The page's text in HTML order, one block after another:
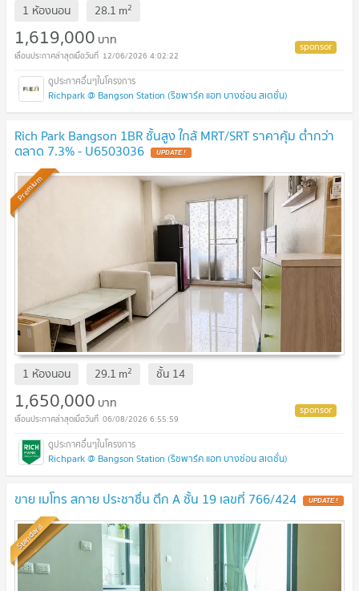
1 ห้องนอน 28.1 m2
1,619,000 บาท
12/06/2026 4:02:22
Richpark @ Bangson Station (ริชพาร์ค แอท บางซ่อน สเตชั่น)
Rich Park Bangson 1BR ชั้นสูง ใกล้ MRT/SRT ราคาคุ้ม ต่ำกว่า
ตลาด 7.3% - U6503036
Premium
1 ห้องนอน 29.1 m2 ชั้น 14
1,650,000 บาท
06/08/2026 6:55:59
Richpark @ Bangson Station (ริชพาร์ค แอท บางซ่อน สเตชั่น)
ขาย เมโทร สกาย ประชาชื่น ตึก A ชั้น 19 เลขที่ 766/424
Standard